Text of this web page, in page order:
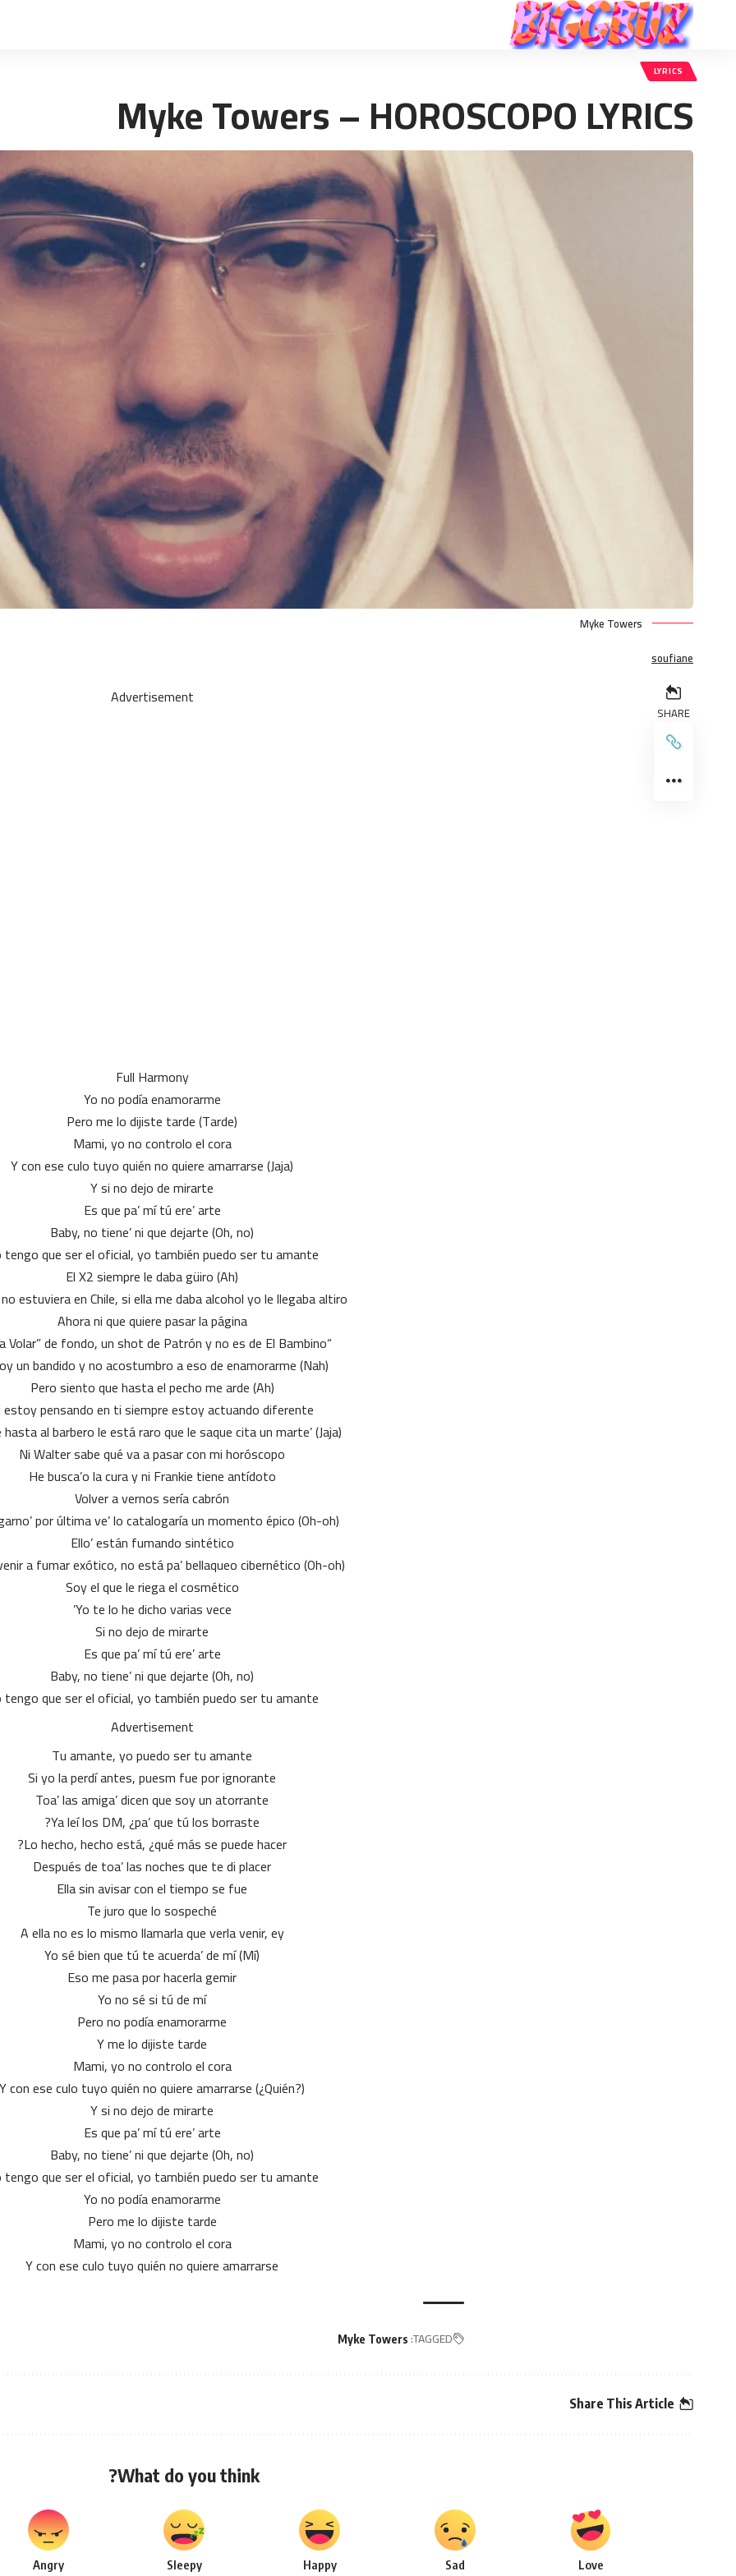
LYRICS
Myke Towers – HOROSCOPO LYRICS
Myke Towers
soufiane
SHARE
Advertisement
Full Harmony
Yo no podía enamorarme
Pero me lo dijiste tarde (Tarde)
Mami, yo no controlo el cora
Y con ese culo tuyo quién no quiere amarrarse (Jaja)
Y si no dejo de mirarte
Es que pa’ mí tú ere’ arte
Baby, no tiene’ ni que dejarte (Oh, no)
tengo que ser el oficial, yo también puedo ser tu amante
El X2 siempre le daba güiro (Ah)
estuviera en Chile, si ella me daba alcohol yo le llegaba altiro
Ahora ni que quiere pasar la página
“Déjala Volar” de fondo, un shot de Patrón y no es de El Bambino
un bandido y no acostumbro a eso de enamorarme (Nah)
Pero siento que hasta el pecho me arde (Ah)
estoy pensando en ti siempre estoy actuando diferente
al barbero le está raro que le saque cita un marte’ (Jaja)
Ni Walter sabe qué va a pasar con mi horóscopo
He busca’o la cura y ni Frankie tiene antídoto
Volver a vernos sería cabrón
por última ve’ lo catalogaría un momento épico (Oh-oh)
Ello’ están fumando sintético
a fumar exótico, no está pa’ bellaqueo cibernético (Oh-oh)
Soy el que le riega el cosmético
Yo te lo he dicho varias vece’
Si no dejo de mirarte
Es que pa’ mí tú ere’ arte
Baby, no tiene’ ni que dejarte (Oh, no)
tengo que ser el oficial, yo también puedo ser tu amante
Advertisement
Tu amante, yo puedo ser tu amante
Si yo la perdí antes, puesm fue por ignorante
Toa’ las amiga’ dicen que soy un atorrante
Ya leí los DM, ¿pa’ que tú los borraste?
Lo hecho, hecho está, ¿qué más se puede hacer?
Después de toa’ las noches que te di placer
Ella sin avisar con el tiempo se fue
Te juro que lo sospeché
A ella no es lo mismo llamarla que verla venir, ey
Yo sé bien que tú te acuerda’ de mí (Mí)
Eso me pasa por hacerla gemir
Yo no sé si tú de mí
Pero no podía enamorarme
Y me lo dijiste tarde
Mami, yo no controlo el cora
Y con ese culo tuyo quién no quiere amarrarse (¿Quién?)
Y si no dejo de mirarte
Es que pa’ mí tú ere’ arte
Baby, no tiene’ ni que dejarte (Oh, no)
tengo que ser el oficial, yo también puedo ser tu amante
Yo no podía enamorarme
Pero me lo dijiste tarde
Mami, yo no controlo el cora
Y con ese culo tuyo quién no quiere amarrarse
TAGGED:
Myke Towers
Share This Article
What do you think?
Love
Sad
Happy
Sleepy
Angry